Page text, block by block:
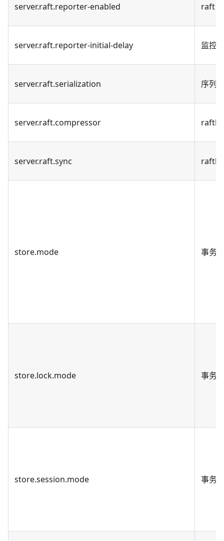
server.raft.reporter-enabled raft
server.raft.reporter-initial-delay 监控
server.raft.serialization 序列
server.raft.compressor
server.raft.sync
store.mode 事务
store.lock.mode 事务
store.session.mode 事务